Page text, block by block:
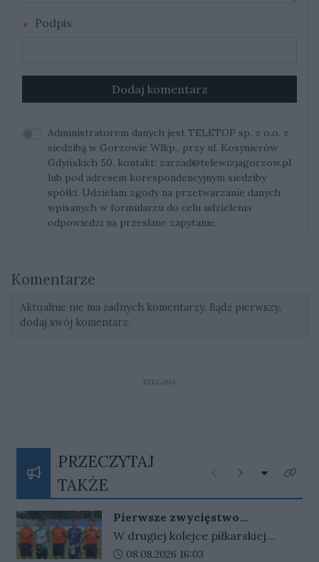
Podpis
Dodaj komentarz
Administratorem danych jest TELETOP sp. z o.o. z
siedzibą w Gorzowie Wlkp., przy ul. Kosynierów
Gdyńskich 50, kontakt: zarzad@telewizjagorzow.pl
lub pod adresem korespondencyjnym siedziby
spółki. Udzielam zgody na przetwarzanie danych
wpisanych w formularzu do celu udzielenia
odpowiedzi na przesłane zapytanie.
Komentarze
Aktualnie nie ma żadnych komentarzy. Bądź pierwszy,
dodaj swój komentarz.
REKLAMA
PRZECZYTAJ
TAKŻE
Poprzednie
Następne
Rozwiń
Kliknij
Pierwsze zwycięstwo
gorzowskiej Warty
W drugiej kolejce piłkarskiej
Betclic III ligi gorzowskie kluby
Data dodania artykułu:
08.08.2026 16:03